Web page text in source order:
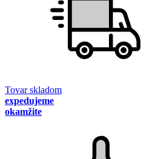
Tovar skladom
expedujeme
okamžite